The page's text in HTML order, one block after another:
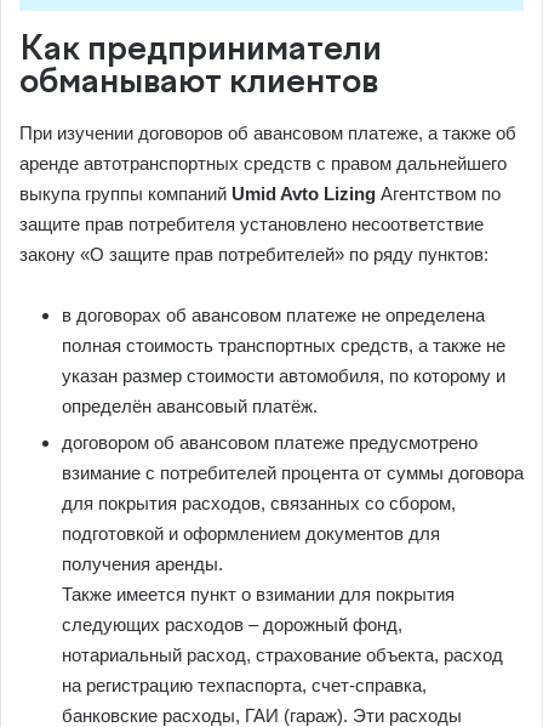
Как предприниматели
обманывают клиентов
При изучении договоров об авансовом платеже, а также об
аренде автотранспортных средств с правом дальнейшего
выкупа группы компаний Umid Avto Lizing Агентством по
защите прав потребителя установлено несоответствие
закону «О защите прав потребителей» по ряду пунктов:
в договорах об авансовом платеже не определена
полная стоимость транспортных средств, а также не
указан размер стоимости автомобиля, по которому и
определён авансовый платёж.
договором об авансовом платеже предусмотрено
взимание с потребителей процента от суммы договора
для покрытия расходов, связанных со сбором,
подготовкой и оформлением документов для
получения аренды.
Также имеется пункт о взимании для покрытия
следующих расходов – дорожный фонд,
нотариальный расход, страхование объекта, расход
на регистрацию техпаспорта, счет-справка,
банковские расходы, ГАИ (гараж). Эти расходы